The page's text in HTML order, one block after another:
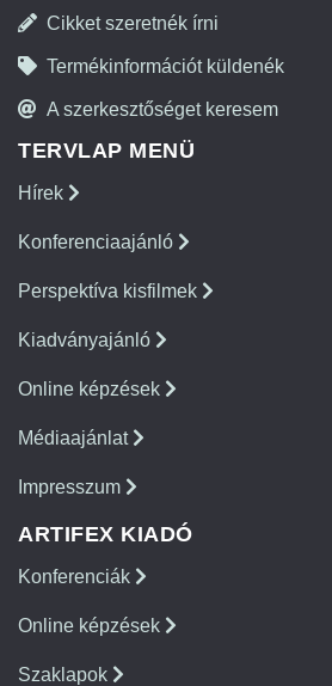
Cikket szeretnék írni
Termékinformációt küldenék
A szerkesztőséget keresem
TERVLAP MENÜ
Hírek
Konferenciaajánló
Perspektíva kisfilmek
Kiadványajánló
Online képzések
Médiaajánlat
Impresszum
ARTIFEX KIADÓ
Konferenciák
Online képzések
Szaklapok